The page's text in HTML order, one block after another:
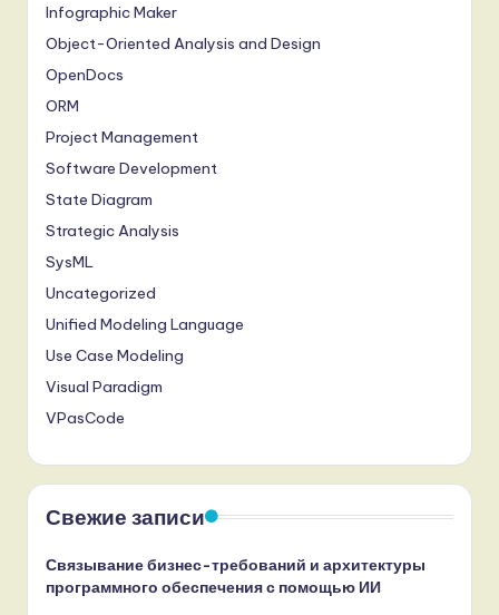
Infographic Maker
Object-Oriented Analysis and Design
OpenDocs
ORM
Project Management
Software Development
State Diagram
Strategic Analysis
SysML
Uncategorized
Unified Modeling Language
Use Case Modeling
Visual Paradigm
VPasCode
Свежие записи
Связывание бизнес-требований и архитектуры
программного обеспечения с помощью ИИ